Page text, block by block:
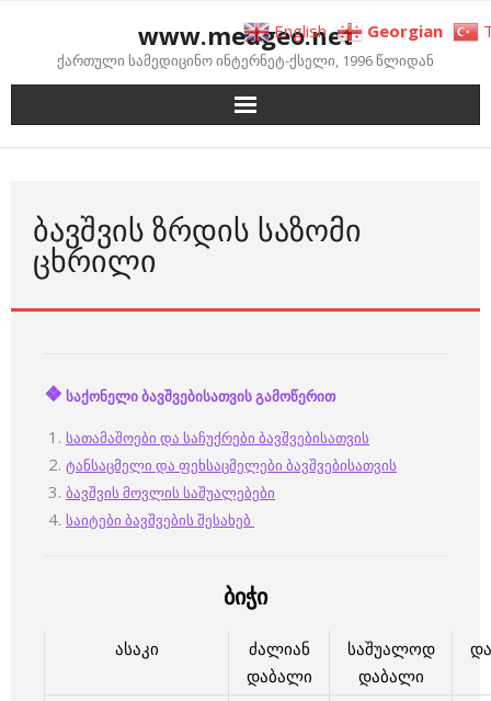
www.medgeo.net
ქართული სამედიცინო ინტერნეტ-ქსელი, 1996 წლიდან
ᲑᲐᲕᲨᲕᲘᲡ ᲖᲠᲓᲘᲡ ᲡᲐᲖᲝᲛᲘ
ᲪᲮᲠᲘᲚᲘ
❖ საქონელი ბავშვებისათვის გამოწერით
სათამაშოები და საჩუქრები ბავშვებისათვის
ტანსაცმელი და ფეხსაცმელები ბავშვებისათვის
ბავშვის მოვლის საშუალებები
საიტები ბავშვების შესახებ
ბიჭი
ასაკი
ძალიან
დაბალი
საშუალოდ
დაბალი
English Georgian